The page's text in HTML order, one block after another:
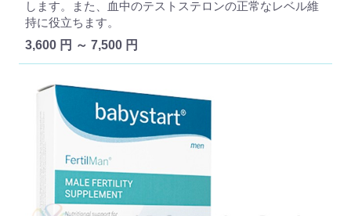
します。また、血中のテストステロンの正常なレベル維
持に役立ちます。
3,600 円 ～ 7,500 円